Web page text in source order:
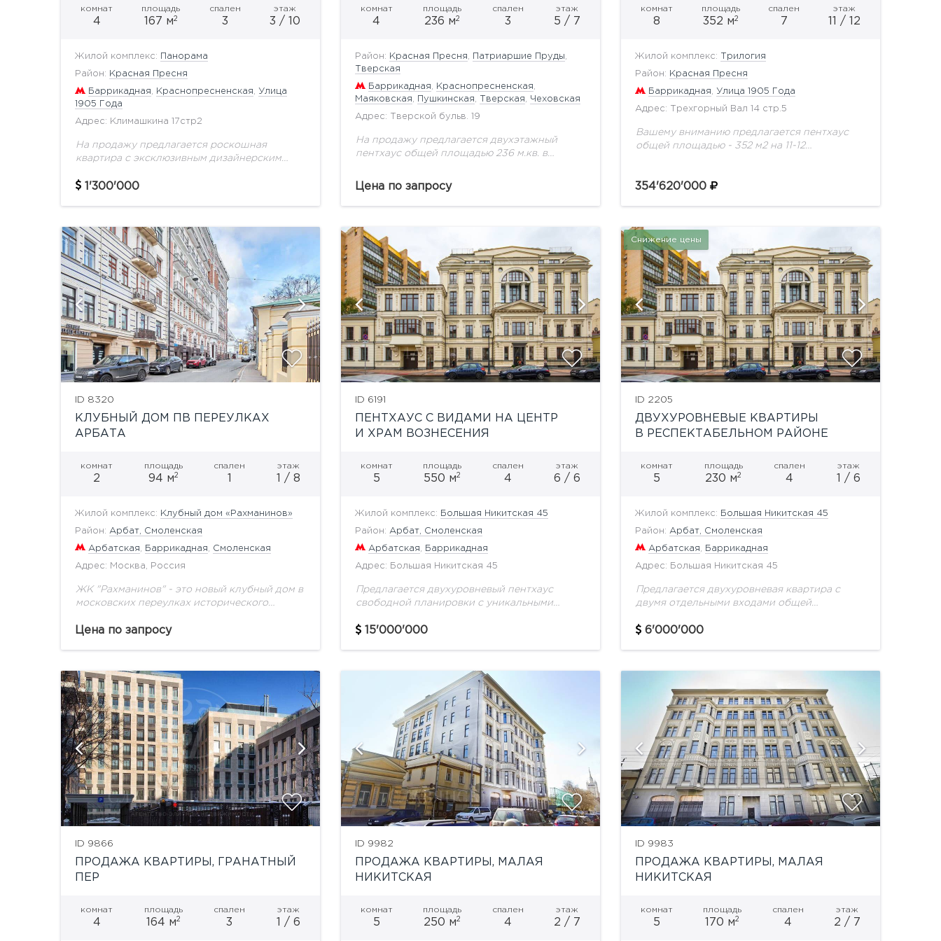
комнат
4
площадь
167 м2
спален
3
этаж
3 / 10
Жилой комплекс: Панорама
Район: Красная Пресня
Баррикадная, Краснопресненская, Улица
1905 Года
Адрес: Климашкина 17стр2
На продажу предлагается роскошная
квартира с эксклюзивным дизайнерским
выполнен по индивидуальному проекту с
1'300'000
комнат
4
площадь
236 м2
спален
3
этаж
5 / 7
Район: Красная Пресня, Патриаршие Пруды,
Тверская
Баррикадная, Краснопресненская,
Маяковская, Пушкинская, Тверская, Чеховская
Адрес: Тверской бульв. 19
На продажу предлагается двухэтажный
пентхаус общей площадью 236 м.кв. в
центре города! В двухэтажном пентхаус на
первом этаже удачно расположились
огромная гостиная с...
Цена по запросу
комнат
8
площадь
352 м2
спален
7
этаж
11 / 12
Жилой комплекс: Трилогия
Район: Красная Пресня
Баррикадная, Улица 1905 Года
Адрес: Трехгорный Вал 14 стр.5
Вашему вниманию предлагается пентхаус
общей площадью - 352 м2 на 11-12
остекление, двухсветная...
354'620'000
ID 8320
КЛУБНЫЙ ДОМ ПВ ПЕРЕУЛКАХ
АРБАТА
комнат
2
площадь
94 м2
спален
1
этаж
1 / 8
Жилой комплекс: Клубный дом «Рахманинов»
Район: Арбат, Смоленская
Арбатская Баррикадная Смоленская
Адрес: Москва, Россия
ЖК "Рахманинов" - это новый клубный дом в
московских переулках исторического
элегантность старомосковской архитектуры
Цена по запросу
показать ещё 3 фотографии
ID 6191
ПЕНТХАУС С ВИДАМИ НА ЦЕНТР
И ХРАМ ВОЗНЕСЕНИЯ
комнат
5
площадь
550 м2
спален
4
этаж
6 / 6
Жилой комплекс: Большая Никитская 45
Район: Арбат, Смоленская
Арбатская Баррикадная
Адрес: Большая Никитская 45
Предлагается двухуровневый пентхаус
свободной планировки с уникальными
Вознесения общей площадью пентхауса 455
15'000'000
показать ещё 6 фотографий
Снижение цены
ID 2205
ДВУХУРОВНЕВЫЕ КВАРТИРЫ
В РЕСПЕКТАБЕЛЬНОМ РАЙОНЕ
комнат
5
площадь
230 м2
спален
4
этаж
1 / 6
Жилой комплекс: Большая Никитская 45
Район: Арбат, Смоленская
Арбатская Баррикадная
Адрес: Большая Никитская 45
Предлагается двухуровневая квартира с
двумя отдельными входами общей
планировки. Также предлагается
6'000'000
ID 9866
ПРОДАЖА КВАРТИРЫ, ГРАНАТНЫЙ
ПЕР
комнат
4
площадь
164 м2
спален
3
этаж
1 / 6
ID 9982
ПРОДАЖА КВАРТИРЫ, МАЛАЯ
НИКИТСКАЯ
комнат
5
площадь
250 м2
спален
4
этаж
2 / 7
ID 9983
ПРОДАЖА КВАРТИРЫ, МАЛАЯ
НИКИТСКАЯ
комнат
5
площадь
170 м2
спален
4
этаж
2 / 7